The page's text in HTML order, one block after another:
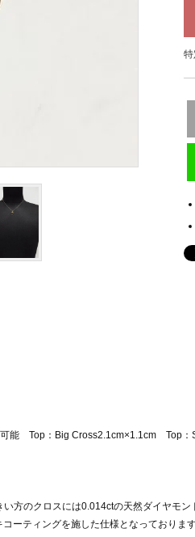
能 Top：Big Cross2.1cm×1.1cm Top：
方のクロスには0.014ctの天然ダイヤモ
ーティングを施した仕様となっておりま